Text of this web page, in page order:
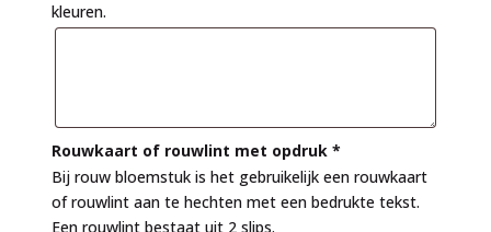
kleuren.
Rouwkaart of rouwlint met opdruk *
Bij rouw bloemstuk is het gebruikelijk een rouwkaart
of rouwlint aan te hechten met een bedrukte tekst.
Een rouwlint bestaat uit 2 slips.